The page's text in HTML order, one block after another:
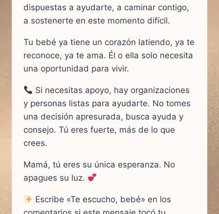
dispuestas a ayudarte, a caminar contigo,
a sostenerte en este momento difícil.
Tu bebé ya tiene un corazón latiendo, ya te
reconoce, ya te ama. Él o ella solo necesita
una oportunidad para vivir.
Si necesitas apoyo, hay organizaciones
y personas listas para ayudarte. No tomes
una decisión apresurada, busca ayuda y
consejo. Tú eres fuerte, más de lo que
crees.
Mamá, tú eres su única esperanza. No
apagues su luz.
Escribe «Te escucho, bebé» en los